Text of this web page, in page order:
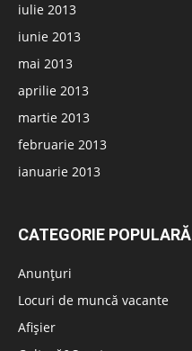
iulie 2013
iunie 2013
mai 2013
aprilie 2013
martie 2013
februarie 2013
ianuarie 2013
CATEGORIE POPULARĂ
Anunțuri
Locuri de muncă vacante
Afișier